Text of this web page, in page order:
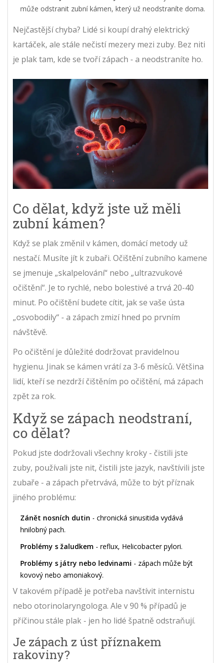
může odstranit zubní kámen, který už neodstraníte doma.
Nejčastější chyba? Lidé si koupí drahý elektrický
kartáček, ale stále nečistí mezery mezi zuby. Bez niti
je plak tam, kde se tvoří zápach - a neodstraníte ho.
Co dělat, když jste už měli
zubní kámen?
Když se plak změnil v kámen, domácí metody už
nestačí. Musíte jít k zubaři. Očištění zubního kamene
se jmenuje „skalpelování“ nebo „ultrazvukové
očištění“. Je to rychlé, nebo bolestivé a trvá 20-40
minut. Po očištění budete cítit, jak se vaše ústa
„osvobodily“ - a zápach zmizí hned po prvním
návštěvě.
Po očištění je důležité dodržovat pravidelnou
hygienu. Jinak se kámen vrátí za 3-6 měsíců. Většina
lidí, kteří se nezdrží čištěním po očištění, má zápach
zpět za rok.
Když se zápach neodstraní,
co dělat?
Pokud jste dodržovali všechny kroky - čistili jste
zuby, používali jste nit, čistili jste jazyk, navštívili jste
zubaře - a zápach přetrvává, může to být příznak
jiného problému:
Zánět nosních dutin - chronická sinusitida vydává
hnilobný pach.
Problémy s žaludkem - reflux, Helicobacter pylori.
Problémy s játry nebo ledvinami - zápach může být
kovový nebo amoniakový.
V takovém případě je potřeba navštívit internistu
nebo otorinolaryngologa. Ale v 90 % případů je
příčinou stále plak - jen ho lidé špatně odstraňují.
Je zápach z úst příznakem
rakoviny?